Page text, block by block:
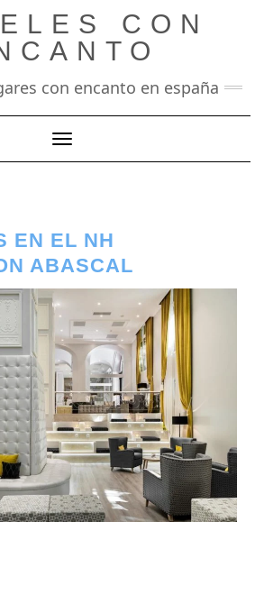
CON
con encanto en españa
Cambiar modo de navegación
EN EL NH
ABASCAL